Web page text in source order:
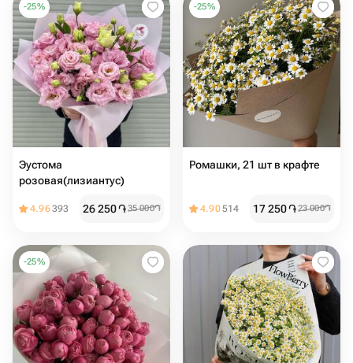
-25%
Эустома
розовая(лизиантус)
4.96393 26 250֏35 000֏
-25%
Ромашки, 21 шт в крафте
4.90514 17 250֏23 000֏
-25%